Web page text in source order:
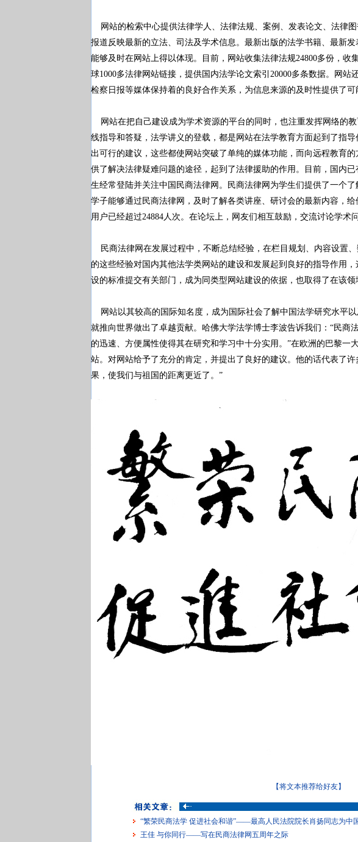
网站的检索中心提供法律学人、法律法规、案例、发表论文、法律
报道反映最新的立法、司法及学术信息。最新出版的法学书籍、最新
能够及时在网站上得以体现。目前，网站收集法律法规24800多份，收
球1000多法律网站链接，提供国内法学论文索引20000多条数据。网站
检察日报等媒体保持着的良好合作关系，为信息来源的及时性提供了可
网站在把自己建设成为学术资源的平台的同时，也注重发挥网络的
线指导和答疑，法学讲义的登载，都是网站在法学教育方面起到了指
出可行的建议，这些都使网站突破了单纯的媒体功能，而向远程教育
供了解决法律疑难问题的途径，起到了法律援助的作用。目前，国内
生经常登陆并关注中国民商法律网。民商法律网为学生们提供了一个
学子能够通过民商法律网，及时了解各类讲座、研讨会的最新内容，
用户已经超过24884人次。在论坛上，网友们相互鼓励，交流讨论学术
民商法律网在发展过程中，不断总结经验，在栏目规划、内容设置
的这些经验对国内其他法学类网站的建设和发展起到良好的指导作用
设的标准提交有关部门，成为同类型网站建设的依据，也取得了在该领
网站以其较高的国际知名度，成为国际社会了解中国法学研究水平
就推向世界做出了卓越贡献。哈佛大学法学博士李波告诉我们：“民商
的迅速、方便属性使得其在研究和学习中十分实用。”在欧洲的巴黎一
站。对网站给予了充分的肯定，并提出了良好的建议。他的话代表了
果，使我们与祖国的距离更近了。”
【将文本推荐给好友】
“繁荣民商法学 促进社会和谐”——最高人民法院院长肖扬同志为中
王佳 与你同行——写在民商法律网五周年之际